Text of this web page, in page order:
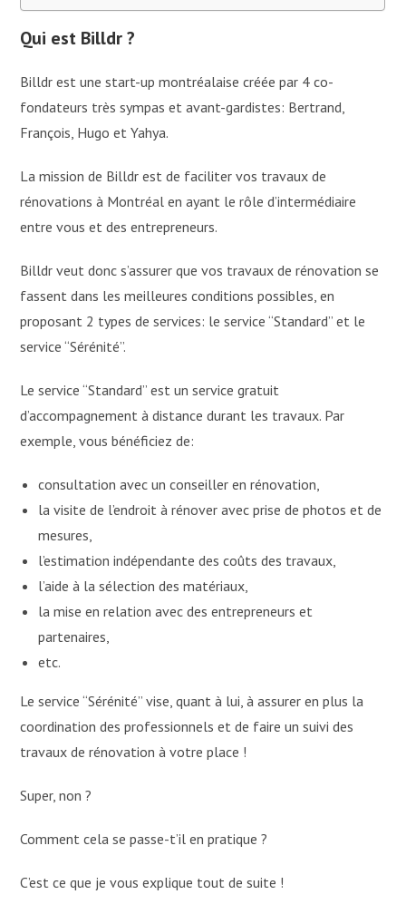
Qui est Billdr ?
Billdr est une start-up montréalaise créée par 4 co-
fondateurs très sympas et avant-gardistes: Bertrand,
François, Hugo et Yahya.
La mission de Billdr est de faciliter vos travaux de
rénovations à Montréal en ayant le rôle d’intermédiaire
entre vous et des entrepreneurs.
Billdr veut donc s’assurer que vos travaux de rénovation se
fassent dans les meilleures conditions possibles, en
proposant 2 types de services: le service “Standard” et le
service “Sérénité”.
Le service “Standard” est un service gratuit
d’accompagnement à distance durant les travaux. Par
exemple, vous bénéficiez de:
consultation avec un conseiller en rénovation,
la visite de l’endroit à rénover avec prise de photos et de
mesures,
l’estimation indépendante des coûts des travaux,
l’aide à la sélection des matériaux,
la mise en relation avec des entrepreneurs et
partenaires,
etc.
Le service “Sérénité” vise, quant à lui, à assurer en plus la
coordination des professionnels et de faire un suivi des
travaux de rénovation à votre place !
Super, non ?
Comment cela se passe-t’il en pratique ?
C’est ce que je vous explique tout de suite !